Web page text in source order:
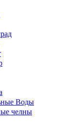
Воды
челны